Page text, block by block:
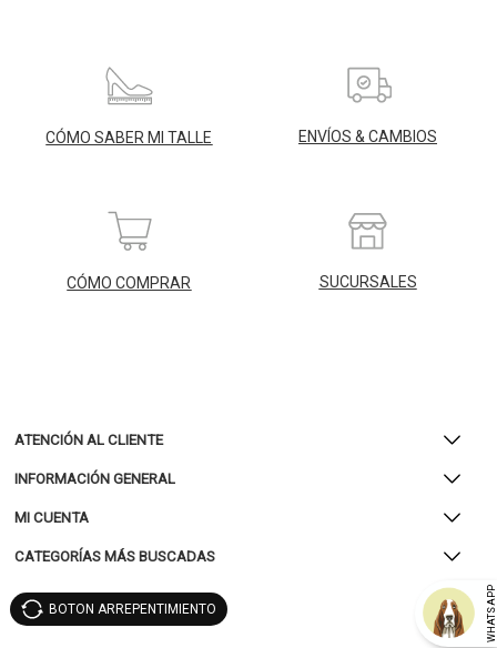
CÓMO SABER MI TALLE ENVÍOS & CAMBIOS
CÓMO COMPRAR SUCURSALES
ATENCIÓN AL CLIENTE
INFORMACIÓN GENERAL
MI CUENTA
CATEGORÍAS MÁS BUSCADAS
WHATSAPP
BOTON ARREPENTIMIENTO